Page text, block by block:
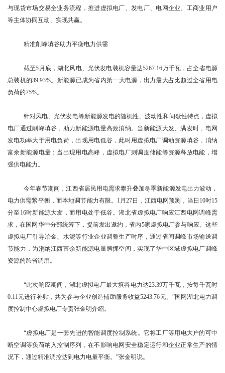
与现货市场交易全业务流程，推进虚拟电厂、发电厂、电网企业、工商业用户
等主体协同互动、实现共赢。
精准削峰填谷助力平衡电力供需
截至5月底，湖北风电、光伏发电装机容量达5267.16万千瓦，占全省电源
总装机的39.93%。新能源已成为省内第一大电源，出力最大占比超过全省用电
负荷的75%。
针对风电、光伏发电等新能源发电的随机性、波动性和间歇性特点，虚拟
电厂通过削峰填谷，助力新能源电量高效消纳。当新能源大发、满发时，电网
发电功率大于用电负荷，出现用电低谷，此时用虚拟电厂调动资源填谷，消纳
富余新能源电量；当出现用电高峰，虚拟电厂则调度储能等资源释放电能，增
强供电能力。
今年春节期间，江西省居民用电需求攀升叠加冬季新能源发电出力波动，
电力供需紧平衡，而本地调节能力有限。1月27日，江西电网预测，当日10时15
分至16时新能源大发，而用电处于低谷。湖北省虚拟电厂响应江西电网调峰需
求，在国网华中分部统筹下，提前发出邀约，省内5家虚拟电厂参与响应。这些
虚拟电厂引导冶金、水泥等行业企业调整生产时序，通过省间调峰市场输送调
节能力，为消纳江西富余新能源电量腾挪空间，实现了华中区域虚拟电厂调峰
资源的跨省调用。
“此次响应期间，湖北虚拟电厂最大填谷电力达23.39万千瓦，按每千瓦时
0.11元进行补贴，共为参与企业创造辅助服务收益5243.76元。”国网湖北电力调
度控制中心虚拟电厂专责张金明介绍。
“虚拟电厂是一套先进的智能调度控制系统。它将工厂等用电大户的可中
断空调等负荷纳入控制序列，在不影响电网安全稳定运行和企业正常生产的情
况下，通过精准调控达到电力电量平衡。”张金明说。